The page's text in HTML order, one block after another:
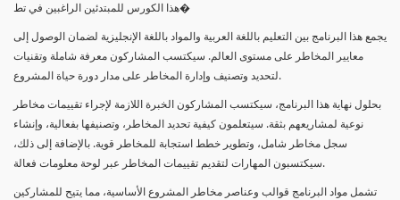
هذا الكورس للمبتدئين الراغبين في تط�
يجمع هذا البرنامج بين التعليم باللغة العربية والمواد باللغة الإنجليزية لضمان الوصول إلى
معايير المخاطر على مستوى العالم. سيكتسب المشاركون معرفة شاملة وتقنيات
لتحديد وتصنيف وإدارة المخاطر على مدار دورة حياة المشروع.
بحلول نهاية هذا البرنامج، سيكتسب المشاركون الخبرة اللازمة لإجراء تقييمات مخاطر
نوعية لمشاريعهم بثقة. سيتعلمون كيفية تحديد المخاطر، وتصنيفها بفعالية، وإنشاء
سجل مخاطر شامل، وتطوير خطط استجابة للمخاطر قوية. بالإضافة إلى ذلك،
سيكتسبون المهارات لتقديم تقييمات المخاطر عبر لوحة معلومات فعالة.
تشمل مواد البرنامج قوالب وعناصر مخاطر المشروع الأساسية، مما يتيح للمشاركين